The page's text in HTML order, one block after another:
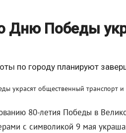
Дню Победы
по городу планируют
80-летия Победы в
с символикой 9 мая